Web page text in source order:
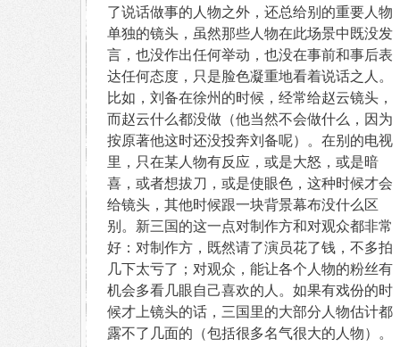
了说话做事的人物之外，还总给别的重要人物
单独的镜头，虽然那些人物在此场景中既没发
言，也没作出任何举动，也没在事前和事后表
达任何态度，只是脸色凝重地看着说话之人。
比如，刘备在徐州的时候，经常给赵云镜头，
而赵云什么都没做（他当然不会做什么，因为
按原著他这时还没投奔刘备呢）。在别的电视
里，只在某人物有反应，或是大怒，或是暗
喜，或者想拔刀，或是使眼色，这种时候才会
给镜头，其他时候跟一块背景幕布没什么区
别。新三国的这一点对制作方和对观众都非常
好：对制作方，既然请了演员花了钱，不多拍
几下太亏了；对观众，能让各个人物的粉丝有
机会多看几眼自己喜欢的人。如果有戏份的时
候才上镜头的话，三国里的大部分人物估计都
露不了几面的（包括很多名气很大的人物）。